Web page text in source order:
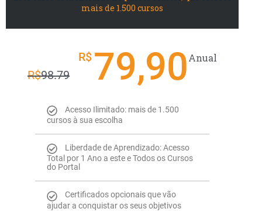
mais de 1.500 cursos
R$98.79
R$ 79,90Anual
Acesso Ilimitado: mais de 1.500
cursos à sua escolha
Liberdade de Aprendizado: Acesso
Total por 1 Ano a este e Todos os Cursos
do Portal
Certificados opcionais que vão
ajudar a conquistar os seus objetivos